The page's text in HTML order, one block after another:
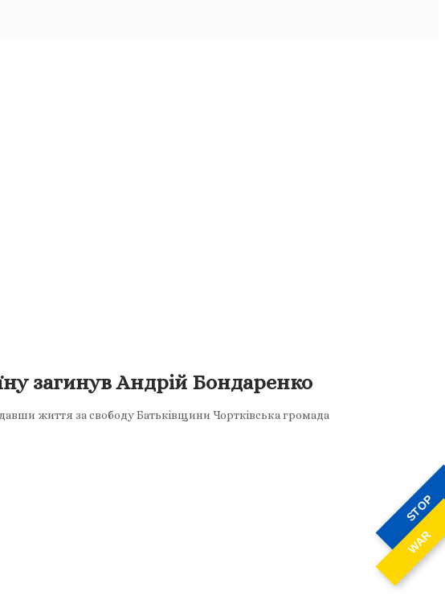
STOP
WAR
загинув Андрій Бондаренко
життя за свободу Батьківщини Чортківська громада